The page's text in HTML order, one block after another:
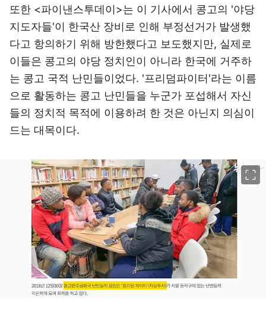
또한 <파이낸스투데이>는 이 기사에서 콩고의 '야당
지도자들'이 한국산 장비로 인해 부정선거가 발생했
다고 항의하기 위해 방한했다고 보도했지만, 실제로
이들은 콩고의 야당 정치인이 아니라 한국에 거주하
는 콩고 국적 난민들이었다. '프리덤파이터'라는 이름
으로 활동하는 콩고 난민들을 누군가 포섭해서 자신
들의 정치적 목적에 이용하려 한 것은 아닌지 의심이
드는 대목이다.